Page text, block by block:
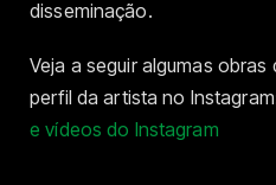
disseminação.
Veja a seguir algumas
perfil da artista no
e vídeos do Instagram